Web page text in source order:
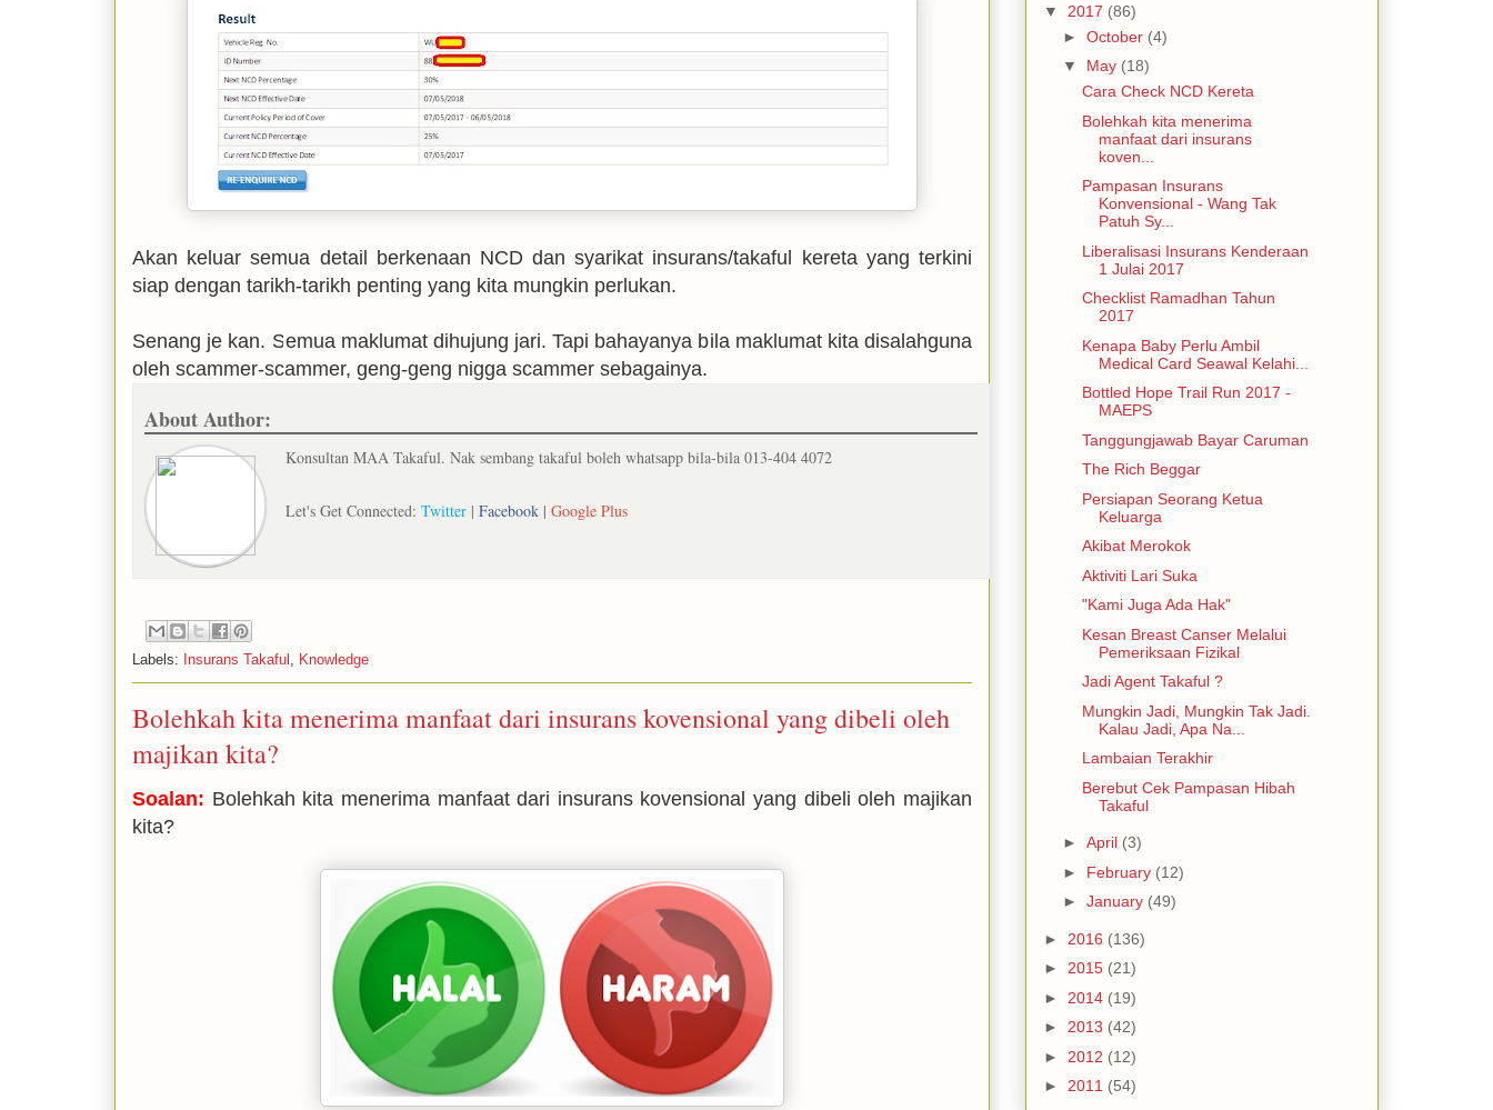
Akan keluar semua detail berkenaan NCD dan syarikat insurans/takaful kereta yang terkini
siap dengan tarikh-tarikh penting yang kita mungkin perlukan.
Senang je kan. Semua maklumat dihujung jari. Tapi bahayanya bila maklumat kita disalahguna
oleh scammer-scammer, geng-geng nigga scammer sebagainya.
About Author:
Konsultan MAA Takaful. Nak sembang takaful boleh whatsapp bila-bila 013-404 4072
Let's Get Connected: Twitter| Facebook| Google Plus
Labels: Insurans Takaful Knowledge
Bolehkah kita menerima manfaat dari insurans kovensional yang dibeli oleh
majikan kita?
Soalan: Bolehkah kita menerima manfaat dari insurans kovensional yang dibeli oleh majikan
kita?
▼ 2017 (86)
► October (4)
▼ May (18)
Cara Check NCD Kereta
Bolehkah kita menerima
manfaat dari insurans
koven...
Pampasan Insurans
Konvensional - Wang Tak
Patuh Sy...
Liberalisasi Insurans Kenderaan
1 Julai 2017
Checklist Ramadhan Tahun
2017
Kenapa Baby Perlu Ambil
Medical Card Seawal Kelahi...
Bottled Hope Trail Run 2017 -
MAEPS
Tanggungjawab Bayar Caruman
The Rich Beggar
Persiapan Seorang Ketua
Keluarga
Akibat Merokok
Aktiviti Lari Suka
"Kami Juga Ada Hak"
Kesan Breast Canser Melalui
Pemeriksaan Fizikal
Jadi Agent Takaful ?
Mungkin Jadi, Mungkin Tak Jadi.
Kalau Jadi, Apa Na...
Lambaian Terakhir
Berebut Cek Pampasan Hibah
Takaful
► April (3)
► February (12)
► January (49)
► 2016 (136)
► 2015 (21)
► 2014 (19)
► 2013 (42)
► 2012 (12)
► 2011 (54)